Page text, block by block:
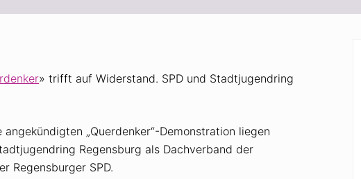
» trifft auf Widerstand. SPD und Stadtjugendring
„Querdenker“-Demonstration liegen
Regensburg als Dachverband der
Regensburger SPD.